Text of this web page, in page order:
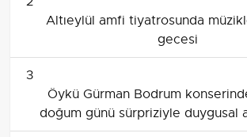
Altıeylül amfi tiyatrosunda
gecesi
3
Öykü Gürman Bodrum
doğum günü sürpriziyle duygusal